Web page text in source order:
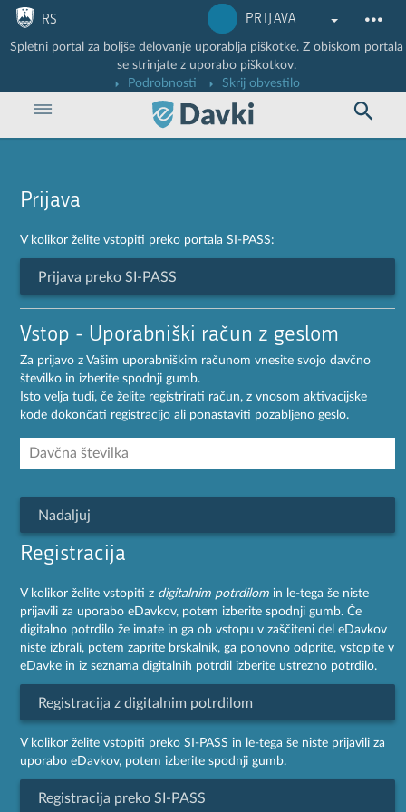
Nadaljuj na vsebino
Nadaljuj na vsebino zaprtega portala
RS PRIJAVA
Spletni portal za boljše delovanje uporablja piškotke. Z obiskom portala
se strinjate z uporabo piškotkov.
Podrobnosti
Skrij obvestilo
Prijava
V kolikor želite vstopiti preko portala SI-PASS:
Prijava preko SI-PASS
Vstop - Uporabniški račun z geslom
Za prijavo z Vašim uporabniškim računom vnesite svojo davčno
številko in izberite spodnji gumb.
Isto velja tudi, če želite registrirati račun, z vnosom aktivacijske
kode dokončati registracijo ali ponastaviti pozabljeno geslo.
Nadaljuj
Registracija
V kolikor želite vstopiti z digitalnim potrdilom in le-tega še niste
prijavili za uporabo eDavkov, potem izberite spodnji gumb. Če
digitalno potrdilo že imate in ga ob vstopu v zaščiteni del eDavkov
niste izbrali, potem zaprite brskalnik, ga ponovno odprite, vstopite v
eDavke in iz seznama digitalnih potrdil izberite ustrezno potrdilo.
Registracija z digitalnim potrdilom
V kolikor želite vstopiti preko SI-PASS in le-tega še niste prijavili za
uporabo eDavkov, potem izberite spodnji gumb.
Registracija preko SI-PASS